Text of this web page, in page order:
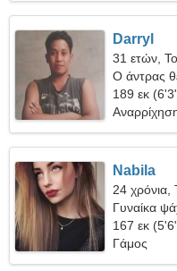
Darryl
31 ετών,
Ο άντρας
189 εκ
Nabila
24 χρόνια,
Γυναίκα
167 εκ
Γάμος